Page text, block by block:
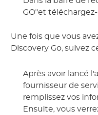
GO"et téléchargez-
Une fois que vous
Discovery Go, suivez
Après avoir lancé
fournisseur de
remplissez vos
Ensuite, vous